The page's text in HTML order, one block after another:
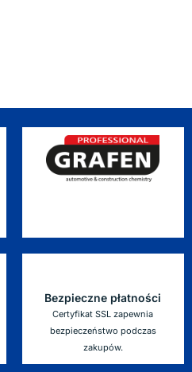
Bezpieczne płatności
Certyfikat SSL zapewnia
bezpieczeństwo podczas
zakupów.